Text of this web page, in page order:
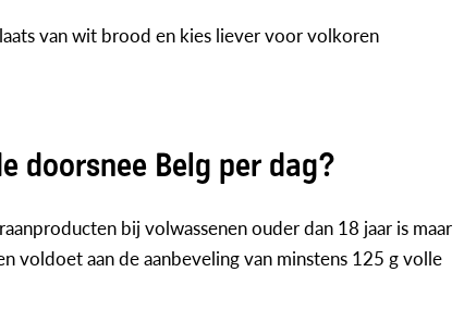
van wit brood en kies liever voor volkoren
doorsnee Belg per dag?
bij volwassenen ouder dan 18 jaar is maar
voldoet aan de aanbeveling van minstens 125 g volle